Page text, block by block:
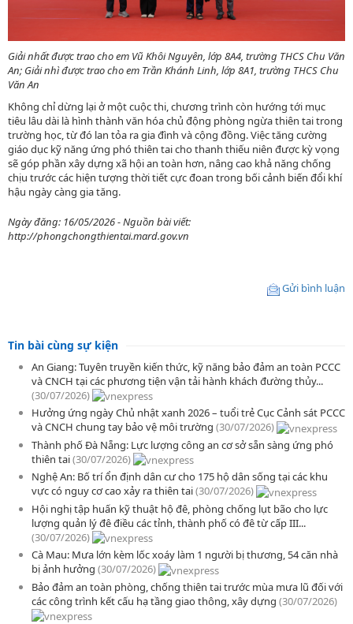
Giải nhất được trao cho em Vũ Khôi Nguyên, lớp 8A4, trường THCS Chu Văn
An; Giải nhì được trao cho em Trần Khánh Linh, lớp 8A1, trường THCS Chu
Văn An
Không chỉ dừng lại ở một cuộc thi, chương trình còn hướng tới mục
tiêu lâu dài là hình thành văn hóa chủ động phòng ngừa thiên tai trong
trường học, từ đó lan tỏa ra gia đình và cộng đồng. Việc tăng cường
giáo dục kỹ năng ứng phó thiên tai cho thanh thiếu niên được kỳ vọng
sẽ góp phần xây dựng xã hội an toàn hơn, nâng cao khả năng chống
chịu trước các hiện tượng thời tiết cực đoan trong bối cảnh biến đổi khí
hậu ngày càng gia tăng.
Ngày đăng: 16/05/2026 - Nguồn bài viết:
http://phongchongthientai.mard.gov.vn
Gửi bình luận
Tin bài cùng sự kiện
An Giang: Tuyên truyền kiến thức, kỹ năng bảo đảm an toàn PCCC
và CNCH tại các phương tiện vận tải hành khách đường thủy...
(30/07/2026)
Hưởng ứng ngày Chủ nhật xanh 2026 – tuổi trẻ Cục Cảnh sát PCCC
và CNCH chung tay bảo vệ môi trường (30/07/2026)
Thành phố Đà Nẵng: Lực lượng công an cơ sở sẵn sàng ứng phó
thiên tai(30/07/2026)
Nghệ An: Bố trí ổn định dân cư cho 175 hộ dân sống tại các khu
vực có nguy cơ cao xảy ra thiên tai(30/07/2026)
Hội nghị tập huấn kỹ thuật hộ đê, phòng chống lụt bão cho lực
lượng quản lý đê điều các tỉnh, thành phố có đê từ cấp III...
(30/07/2026)
Cà Mau: Mưa lớn kèm lốc xoáy làm 1 người bị thương, 54 căn nhà
bị ảnh hưởng (30/07/2026)
Bảo đảm an toàn phòng, chống thiên tai trước mùa mưa lũ đối với
các công trình kết cấu hạ tầng giao thông, xây dựng (30/07/2026)